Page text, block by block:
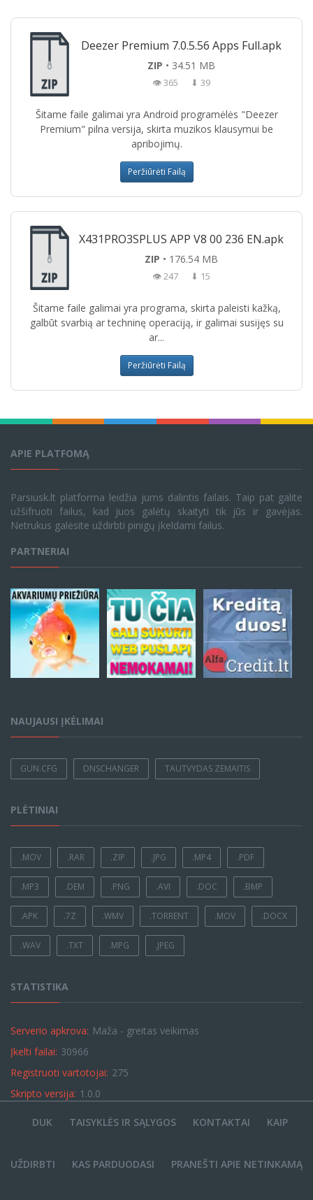
Deezer Premium 7.0.5.56 Apps Full.apk
ZIP • 34.51 MB
👁 365 ⬇ 39
Šitame faile galimai yra Android programėlės "Deezer
Premium" pilna versija, skirta muzikos klausymui be
apribojimų.
Peržiūrėti Failą
X431PRO3SPLUS APP V8 00 236 EN.apk
ZIP • 176.54 MB
👁 247 ⬇ 15
Šitame faile galimai yra programa, skirta paleisti kažką,
galbūt svarbią ar techninę operaciją, ir galimai susijęs su
ar...
Peržiūrėti Failą
APIE PLATFOMĄ
Parsiusk.lt platforma leidžia jums dalintis failais. Taip pat galite
užšifruoti failus, kad juos galėtų skaityti tik jūs ir gavėjas.
Netrukus galėsite uždirbti pinigų įkeldami failus.
PARTNERIAI
NAUJAUSI ĮKĖLIMAI
GUN.CFG DNSCHANGER TAUTVYDAS ZEMAITIS
PLĖTINIAI
.MOV .RAR .ZIP .JPG .MP4 .PDF
.MP3 .DEM .PNG .AVI .DOC .BMP
.APK .7Z .WMV .TORRENT .MOV .DOCX
.WAV .TXT .MPG .JPEG
STATISTIKA
Serverio apkrova: Maža - greitas veikimas
Įkelti failai: 30966
Registruoti vartotojai: 275
Skripto versija: 1.0.0
DUK TAISYKLĖS IR SĄLYGOS KONTAKTAI KAIP
UŽDIRBTI KAS PARDUODASI PRANEŠTI APIE NETINKAMĄ